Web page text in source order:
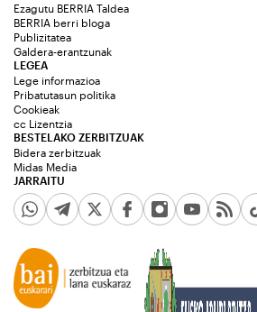
Ezagutu BERRIA Taldea
BERRIA berri bloga
Publizitatea
Galdera-erantzunak
JARRAITU
LEGEA
Lege informazioa
Pribatutasun politika
Cookieak
cc Lizentzia
BESTELAKO ZERBITZUAK
Bidera zerbitzuak
Midas Media